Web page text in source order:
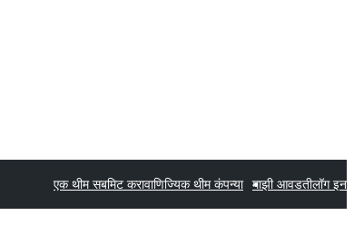
एक थीम सबमिट करावाणिज्यिक थीम कंपन्या माझी आवडतीलॉग इन